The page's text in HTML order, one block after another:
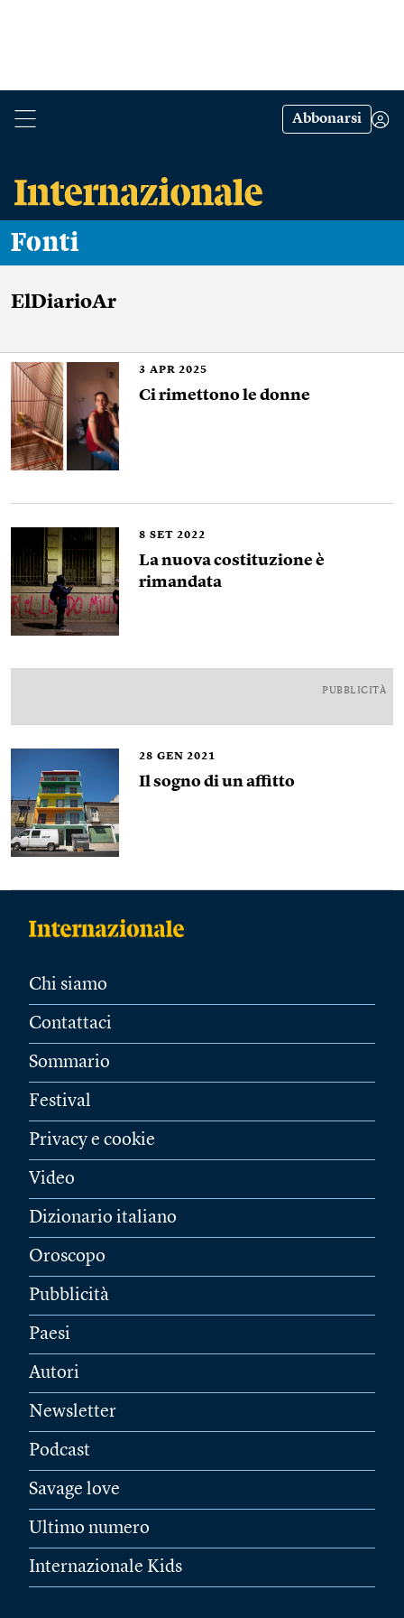
Abbonarsi
Fonti
ElDiarioAr
3 APR 2025
Ci rimettono le donne
8 SET 2022
La nuova costituzione è
rimandata
PUBBLICITÀ
28 GEN 2021
Il sogno di un affitto
Chi siamo
Contattaci
Sommario
Festival
Privacy e cookie
Video
Dizionario italiano
Oroscopo
Pubblicità
Paesi
Autori
Newsletter
Podcast
Savage love
Ultimo numero
Internazionale Kids